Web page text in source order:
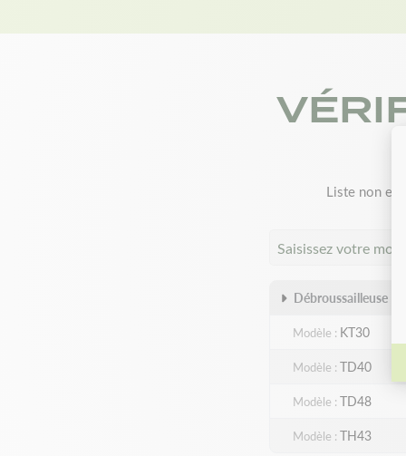
Liste non
Saisissez votre
Débroussailleuse
Modèle KT30
Modèle TD40
Modèle TD48
Modèle TH43